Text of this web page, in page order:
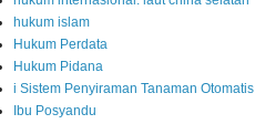
hukum islam
Hukum Perdata
Hukum Pidana
i Sistem Penyiraman Tanaman Otomatis
Ibu Posyandu